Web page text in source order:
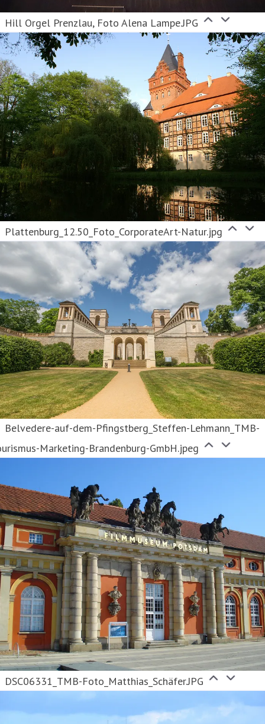
Hill Orgel Prenzlau, Foto Alena Lampe.JPG
Plattenburg_12.50_Foto_CorporateArt-Natur.jpg
Belvedere-auf-dem-Pfingstberg_Steffen-Lehmann_TMB-
Marketing-Brandenburg-GmbH.jpeg
DSC06331_TMB-Foto_Matthias_Schäfer.JPG